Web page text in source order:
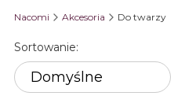
Nacomi Akcesoria Do twarzy
Lista
Sortowanie:
Domyślne